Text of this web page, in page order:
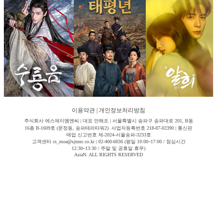
이용약관 개인정보처리방침
주식회사 에스제이엠엔씨 | 대표 안해조 | 서울특별시 송파구 송파대로 201, B동
16층 B-1609호 (문정동, 송파테라타워2) 사업자등록번호 218-87-02390 | 통신판
매업 신고번호 제-2024-서울송파-3233호
고객센터 cs_moa@sjmnc.co.kr | 02-400-6036 (평일 10:00~17:00 / 점심시간
12:30~13:30 / 주말 및 공휴일 휴무)
AsiaN. ALL RIGHTS RESERVED